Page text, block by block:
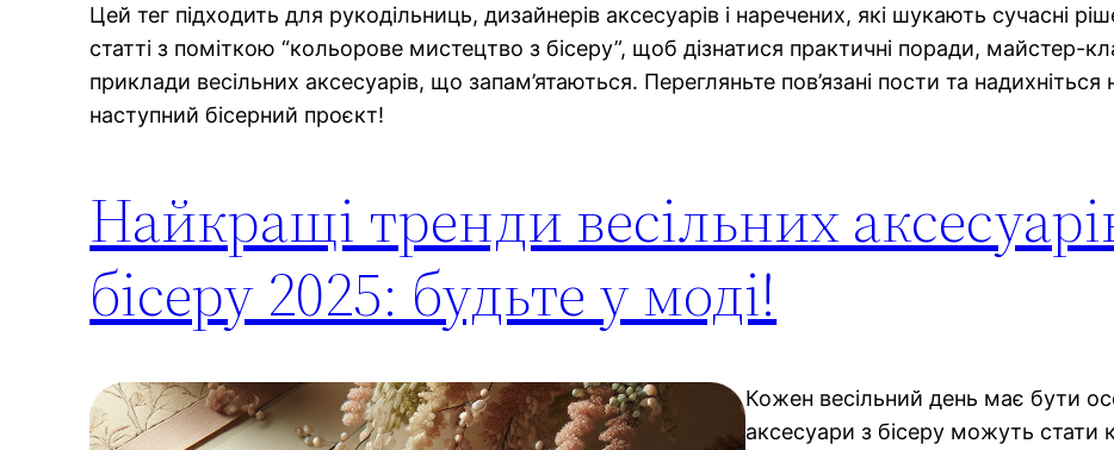
Цей тег підходить для рукодільниць, дизайнерів аксесуарів і наречених, які шукають сучасні
статті з поміткою “кольорове мистецтво з бісеру”, щоб дізнатися практичні поради, майстер-
приклади весільних аксесуарів, що запам’ятаються. Перегляньте пов’язані пости та надихніться
наступний бісерний проєкт!
Найкращі тренди весільних
бісеру 2025: будьте у моді!
Кожен весільний день має бути
аксесуари з бісеру можуть стати